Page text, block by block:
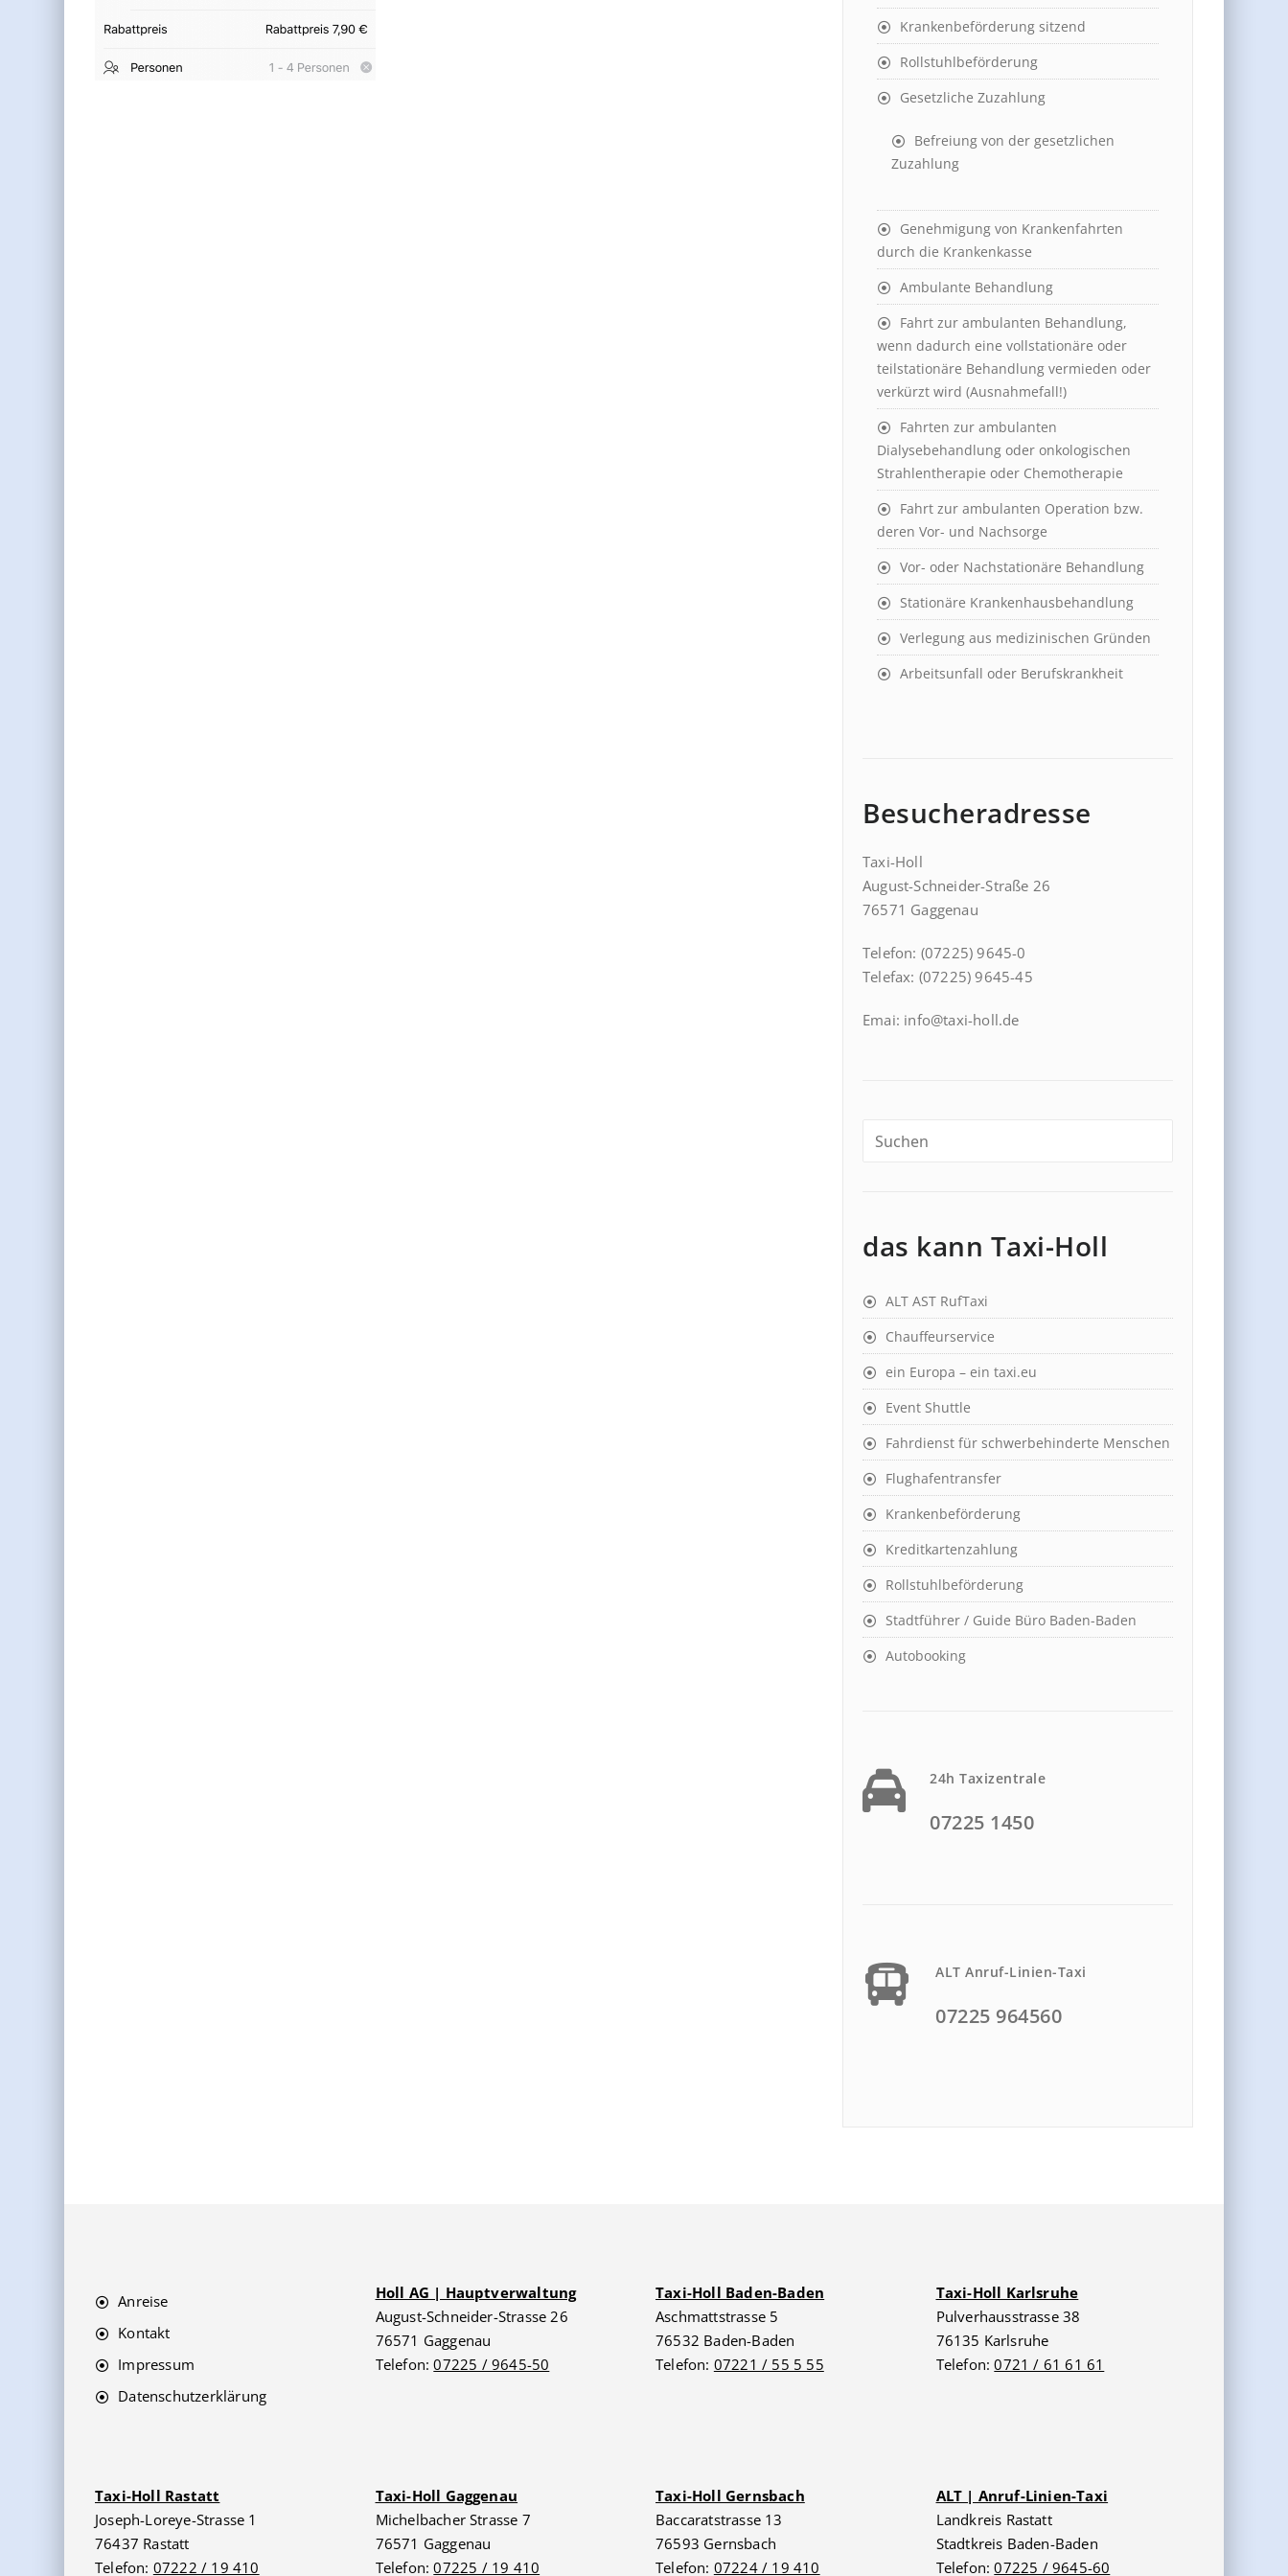
Krankenbeförderung sitzend
Rollstuhlbeförderung
Gesetzliche Zuzahlung
Befreiung von der gesetzlichen
Zuzahlung
Genehmigung von Krankenfahrten
durch die Krankenkasse
Ambulante Behandlung
Fahrt zur ambulanten Behandlung,
wenn dadurch eine vollstationäre oder
teilstationäre Behandlung vermieden oder
verkürzt wird (Ausnahmefall!)
Fahrten zur ambulanten
Dialysebehandlung oder onkologischen
Strahlentherapie oder Chemotherapie
Fahrt zur ambulanten Operation bzw.
deren Vor- und Nachsorge
Vor- oder Nachstationäre Behandlung
Stationäre Krankenhausbehandlung
Verlegung aus medizinischen Gründen
Arbeitsunfall oder Berufskrankheit
Besucheradresse
Taxi-Holl
August-Schneider-Straße 26
76571 Gaggenau
Telefon: (07225) 9645-0
Telefax: (07225) 9645-45
Emai: info@taxi-holl.de
das kann Taxi-Holl
ALT AST RufTaxi
Chauffeurservice
ein Europa – ein taxi.eu
Event Shuttle
Fahrdienst für schwerbehinderte Menschen
Flughafentransfer
Krankenbeförderung
Kreditkartenzahlung
Rollstuhlbeförderung
Stadtführer / Guide Büro Baden-Baden
Autobooking
24h Taxizentrale
07225 1450
ALT Anruf-Linien-Taxi
07225 964560
Anreise
Kontakt
Impressum
Datenschutzerklärung
Holl AG | Hauptverwaltung
August-Schneider-Strasse 26
76571 Gaggenau
Telefon:07225 / 9645-50
Taxi-Holl Baden-Baden
Aschmattstrasse 5
76532 Baden-Baden
Telefon: 07221 / 55 5 55
Taxi-Holl Karlsruhe
Pulverhausstrasse 38
76135 Karlsruhe
Telefon:0721 / 61 61 61
Taxi-Holl Rastatt
Joseph-Loreye-Strasse 1
76437 Rastatt
Telefon: 07222 / 19 410
Taxi-Holl Gaggenau
Michelbacher Strasse 7
76571 Gaggenau
Telefon:07225 / 19 410
Taxi-Holl Gernsbach
Baccaratstrasse 13
76593 Gernsbach
Telefon: 07224 / 19 410
ALT | Anruf-Linien-Taxi
Landkreis Rastatt
Stadtkreis Baden-Baden
Telefon:07225 / 9645-60